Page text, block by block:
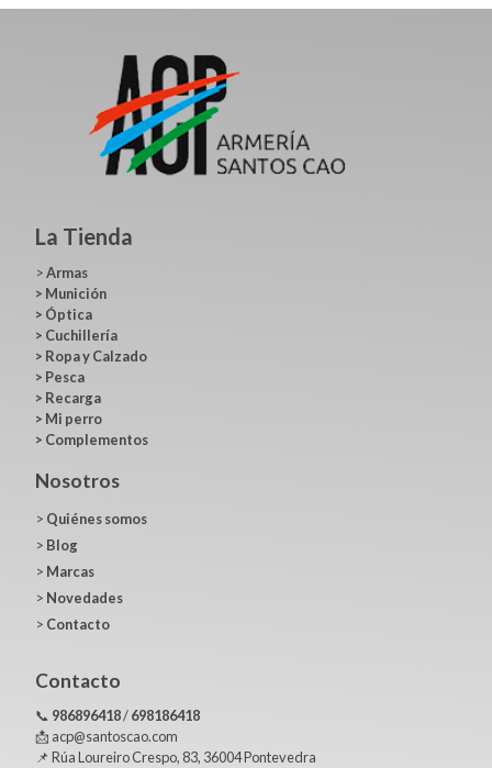
La Tienda
>Armas
> Munición
> Óptica
> Cuchillería
> Ropa y Calzado
> Pesca
> Recarga
> Mi perro
> Complementos
Nosotros
> Quiénes somos
> Blog
> Marcas
> Novedades
> Contacto
Contacto
📞 986896418/698186418
📩 acp@santoscao.com
📌 Rúa Loureiro Crespo, 83, 36004 Pontevedra